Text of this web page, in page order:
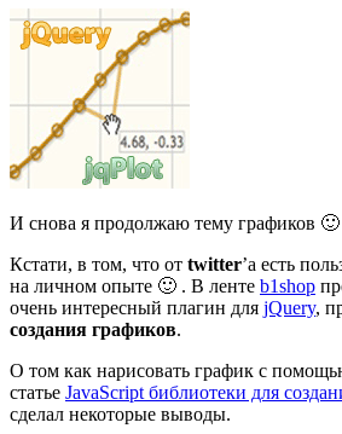
И снова я продолжаю тему графиков 🙂
Кстати, в том, что от twitter’а есть
на личном опыте 🙂 . В ленте b1shop
очень интересный плагин для jQuery,
создания графиков.
О том как нарисовать график с
статье JavaScript библиотеки для
сделал некоторые выводы.